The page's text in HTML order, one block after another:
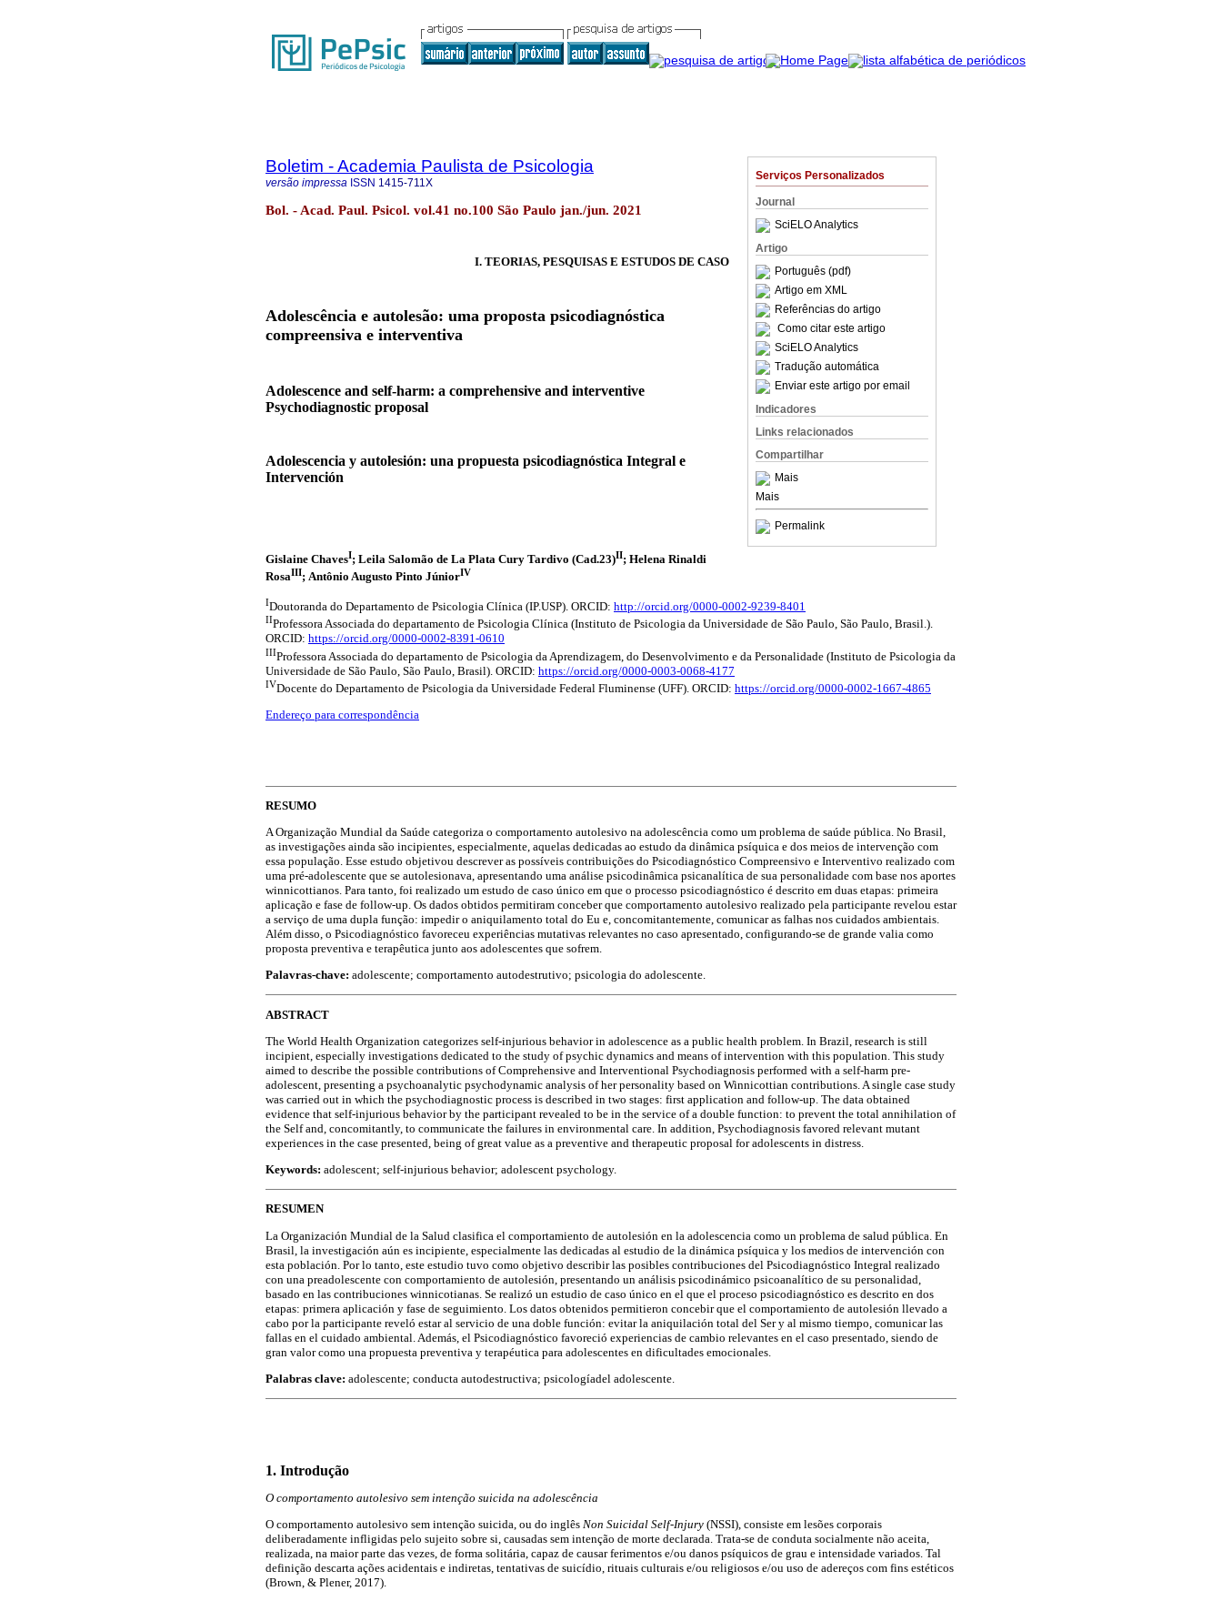
Serviços Personalizados
Journal
SciELO Analytics
Artigo
Português (pdf)
Artigo em XML
Referências do artigo
Como citar este artigo
SciELO Analytics
Tradução automática
Enviar este artigo por email
Indicadores
Links relacionados
Compartilhar
Mais
Mais
Permalink
Boletim - Academia Paulista de Psicologia
versão impressa ISSN 1415-711X
Bol. - Acad. Paul. Psicol. vol.41 no.100 São Paulo jan./jun. 2021
I. TEORIAS, PESQUISAS E ESTUDOS DE CASO
Adolescência e autolesão: uma proposta psicodiagnóstica
compreensiva e interventiva
Adolescence and self-harm: a comprehensive and interventive
Psychodiagnostic proposal
Adolescencia y autolesión: una propuesta psicodiagnóstica Integral e
Intervención
Gislaine ChavesI; Leila Salomão de La Plata Cury Tardivo (Cad.23)II; Helena Rinaldi
RosaIII; Antônio Augusto Pinto JúniorIV
IDoutoranda do Departamento de Psicologia Clínica (IP.USP). ORCID: http://orcid.org/0000-0002-9239-8401
IIProfessora Associada do departamento de Psicologia Clínica (Instituto de Psicologia da Universidade de São Paulo, São Paulo, Brasil.).
ORCID: https://orcid.org/0000-0002-8391-0610
IIIProfessora Associada do departamento de Psicologia da Aprendizagem, do Desenvolvimento e da Personalidade (Instituto de Psicologia da
Universidade de São Paulo, São Paulo, Brasil). ORCID: https://orcid.org/0000-0003-0068-4177
IVDocente do Departamento de Psicologia da Universidade Federal Fluminense (UFF). ORCID: https://orcid.org/0000-0002-1667-4865
Endereço para correspondência
RESUMO
A Organização Mundial da Saúde categoriza o comportamento autolesivo na adolescência como um problema de saúde pública. No Brasil,
as investigações ainda são incipientes, especialmente, aquelas dedicadas ao estudo da dinâmica psíquica e dos meios de intervenção com
essa população. Esse estudo objetivou descrever as possíveis contribuições do Psicodiagnóstico Compreensivo e Interventivo realizado com
uma pré-adolescente que se autolesionava, apresentando uma análise psicodinâmica psicanalítica de sua personalidade com base nos aportes
winnicottianos. Para tanto, foi realizado um estudo de caso único em que o processo psicodiagnóstico é descrito em duas etapas: primeira
aplicação e fase de follow-up. Os dados obtidos permitiram conceber que comportamento autolesivo realizado pela participante revelou estar
a serviço de uma dupla função: impedir o aniquilamento total do Eu e, concomitantemente, comunicar as falhas nos cuidados ambientais.
Além disso, o Psicodiagnóstico favoreceu experiências mutativas relevantes no caso apresentado, configurando-se de grande valia como
proposta preventiva e terapêutica junto aos adolescentes que sofrem.
Palavras-chave: adolescente; comportamento autodestrutivo; psicologia do adolescente.
ABSTRACT
The World Health Organization categorizes self-injurious behavior in adolescence as a public health problem. In Brazil, research is still
incipient, especially investigations dedicated to the study of psychic dynamics and means of intervention with this population. This study
aimed to describe the possible contributions of Comprehensive and Interventional Psychodiagnosis performed with a self-harm pre-
adolescent, presenting a psychoanalytic psychodynamic analysis of her personality based on Winnicottian contributions. A single case study
was carried out in which the psychodiagnostic process is described in two stages: first application and follow-up. The data obtained
evidence that self-injurious behavior by the participant revealed to be in the service of a double function: to prevent the total annihilation of
the Self and, concomitantly, to communicate the failures in environmental care. In addition, Psychodiagnosis favored relevant mutant
experiences in the case presented, being of great value as a preventive and therapeutic proposal for adolescents in distress.
Keywords: adolescent; self-injurious behavior; adolescent psychology.
RESUMEN
La Organización Mundial de la Salud clasifica el comportamiento de autolesión en la adolescencia como un problema de salud pública. En
Brasil, la investigación aún es incipiente, especialmente las dedicadas al estudio de la dinámica psíquica y los medios de intervención con
esta población. Por lo tanto, este estudio tuvo como objetivo describir las posibles contribuciones del Psicodiagnóstico Integral realizado
con una preadolescente con comportamiento de autolesión, presentando un análisis psicodinámico psicoanalítico de su personalidad,
basado en las contribuciones winnicotianas. Se realizó un estudio de caso único en el que el proceso psicodiagnóstico es descrito en dos
etapas: primera aplicación y fase de seguimiento. Los datos obtenidos permitieron concebir que el comportamiento de autolesión llevado a
cabo por la participante reveló estar al servicio de una doble función: evitar la aniquilación total del Ser y al mismo tiempo, comunicar las
fallas en el cuidado ambiental. Además, el Psicodiagnóstico favoreció experiencias de cambio relevantes en el caso presentado, siendo de
gran valor como una propuesta preventiva y terapéutica para adolescentes en dificultades emocionales.
Palabras clave: adolescente; conducta autodestructiva; psicologíadel adolescente.
1. Introdução
O comportamento autolesivo sem intenção suicida na adolescência
O comportamento autolesivo sem intenção suicida, ou do inglês Non Suicidal Self-Injury (NSSI), consiste em lesões corporais
deliberadamente infligidas pelo sujeito sobre si, causadas sem intenção de morte declarada. Trata-se de conduta socialmente não aceita,
realizada, na maior parte das vezes, de forma solitária, capaz de causar ferimentos e/ou danos psíquicos de grau e intensidade variados. Tal
definição descarta ações acidentais e indiretas, tentativas de suicídio, rituais culturais e/ou religiosos e/ou uso de adereços com fins estéticos
(Brown, & Plener, 2017).